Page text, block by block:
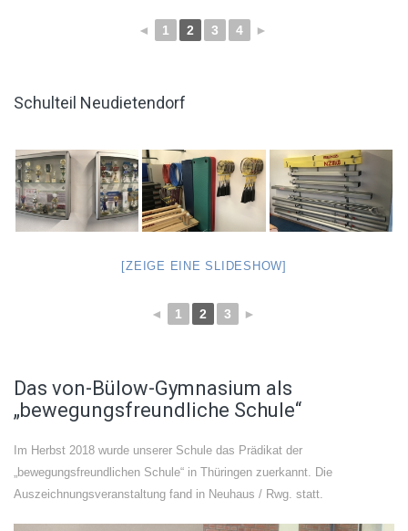
◄ 1 2 3 4 ►
Schulteil Neudietendorf
[ZEIGE EINE SLIDESHOW]
◄ 1 2 3 ►
Das von-Bülow-Gymnasium als
„bewegungsfreundliche Schule“
Im Herbst 2018 wurde unserer Schule das Prädikat der
„bewegungsfreundlichen Schule“ in Thüringen zuerkannt. Die
Auszeichnungsveranstaltung fand in Neuhaus / Rwg. statt.